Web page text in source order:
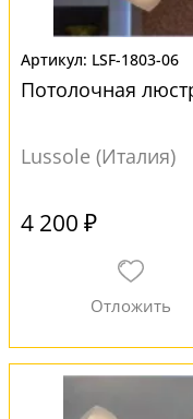
LSF-1803-06
Потолочная
Lussole (Италия)
4 200 ₽